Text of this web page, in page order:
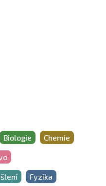
Biologie Chemie
Fyzika